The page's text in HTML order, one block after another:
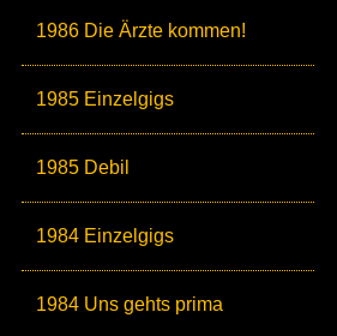
1986 Die Ärzte kommen!
1985 Einzelgigs
1985 Debil
1984 Einzelgigs
1984 Uns gehts prima